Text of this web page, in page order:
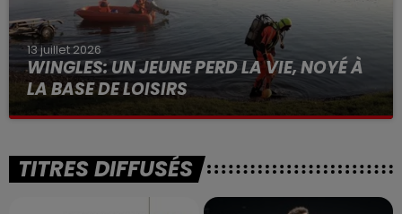
13 juillet 2026
WINGLES: UN JEUNE PERD LA VIE, NOYÉ À
LA BASE DE LOISIRS
La victime a coulé à pic
TITRES DIFFUSÉS